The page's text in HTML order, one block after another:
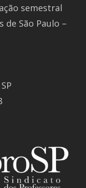
semestral
de São Paulo –